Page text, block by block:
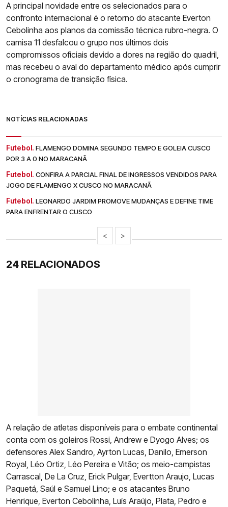
A principal novidade entre os selecionados para o
confronto internacional é o retorno do atacante Everton
Cebolinha aos planos da comissão técnica rubro-negra. O
camisa 11 desfalcou o grupo nos últimos dois
compromissos oficiais devido a dores na região do quadril,
mas recebeu o aval do departamento médico após cumprir
o cronograma de transição física.
NOTÍCIAS RELACIONADAS
Futebol. FLAMENGO DOMINA SEGUNDO TEMPO E GOLEIA CUSCO
POR 3 A 0 NO MARACANÃ
Futebol. CONFIRA A PARCIAL FINAL DE INGRESSOS VENDIDOS PARA
JOGO DE FLAMENGO X CUSCO NO MARACANÃ
Futebol. LEONARDO JARDIM PROMOVE MUDANÇAS E DEFINE TIME
PARA ENFRENTAR O CUSCO
< >
24 RELACIONADOS
A relação de atletas disponíveis para o embate continental
conta com os goleiros Rossi, Andrew e Dyogo Alves; os
defensores Alex Sandro, Ayrton Lucas, Danilo, Emerson
Royal, Léo Ortiz, Léo Pereira e Vitão; os meio-campistas
Carrascal, De La Cruz, Erick Pulgar, Evertton Araujo, Lucas
Paquetá, Saúl e Samuel Lino; e os atacantes Bruno
Henrique, Everton Cebolinha, Luís Araújo, Plata, Pedro e